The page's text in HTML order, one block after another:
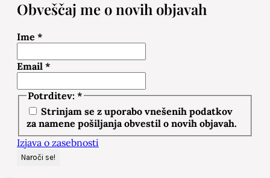
Obveščaj me o novih objavah
Ime *
Email *
Potrditev: *
Strinjam se z uporabo vnešenih podatkov
za namene pošiljanja obvestil o novih objavah.
Izjava o zasebnosti